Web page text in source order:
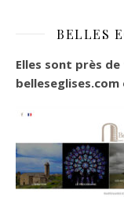
BELLES
Elles sont près